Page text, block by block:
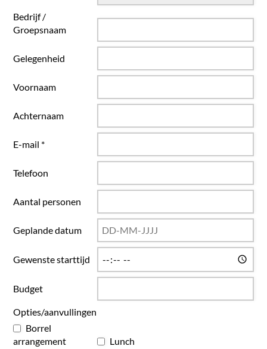
Bedrijf /
Groepsnaam
Gelegenheid
Voornaam
Achternaam
E-mail *
Telefoon
Aantal personen
Geplande datum
Gewenste starttijd
Budget
Opties/aanvullingen
Borrel
arrangement
Lunch